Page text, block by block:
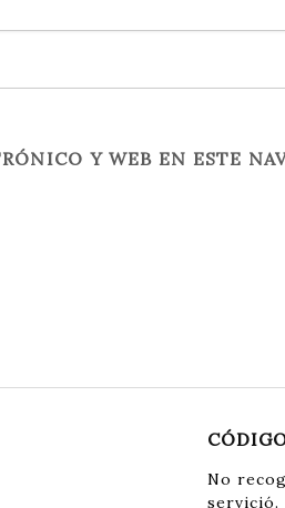
Y WEB EN ESTE
No
servició.